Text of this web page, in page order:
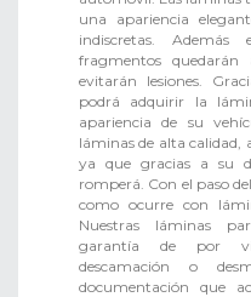
una apariencia
indiscretas.
fragmentos
evitarán lesiones.
podrá adquirir la
apariencia de su
láminas de alta calidad,
ya que gracias a su
romperá. Con el paso
como ocurre con
Nuestras láminas
garantía de por
descamación o
documentación que